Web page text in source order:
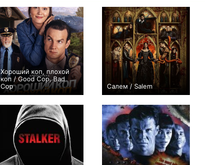
Хороший коп, плохой
коп / Good Cop, Bad
Cop
+24 8 196
Салем / Salem
+814 39 2296